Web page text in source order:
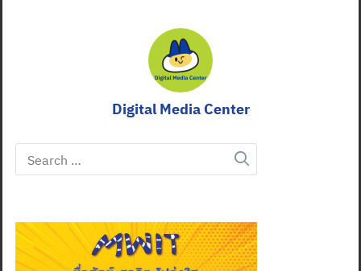
Digital Media Center
Search
for: